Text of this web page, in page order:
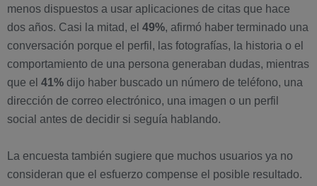
menos dispuestos a usar aplicaciones de citas que hace
dos años. Casi la mitad, el 49%, afirmó haber terminado una
conversación porque el perfil, las fotografías, la historia o el
comportamiento de una persona generaban dudas, mientras
que el 41% dijo haber buscado un número de teléfono, una
dirección de correo electrónico, una imagen o un perfil
social antes de decidir si seguía hablando.
La encuesta también sugiere que muchos usuarios ya no
consideran que el esfuerzo compense el posible resultado.